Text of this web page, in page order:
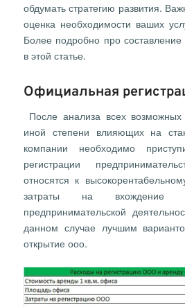
обдумать стратегию развития.
оценка необходимости ваших
Более подробно про составление
в этой статье.
Официальная
После анализа всех
иной степени влияющих на
компании необходимо
регистрации
относятся к
затраты на
предпринимательской
данном случае лучшим
открытие ооо.